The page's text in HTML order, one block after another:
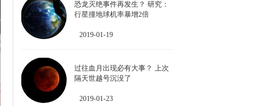
恐龙灭绝事件再发生？ 研究：
行星撞地球机率暴增2倍
2019-01-19
过往血月出现必有大事？ 上次
隔天世越号沉没了
2019-01-23